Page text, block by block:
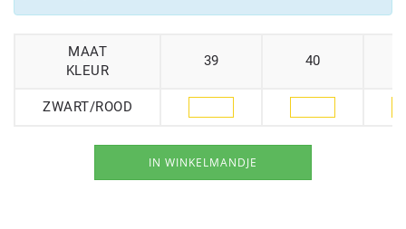
MAAT
KLEUR
39 40
ZWART/ROOD